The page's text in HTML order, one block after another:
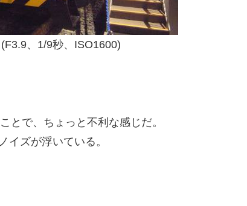
、1/9秒、ISO1600)
とで、ちょっと不利な感じだ。
イズが浮いている。